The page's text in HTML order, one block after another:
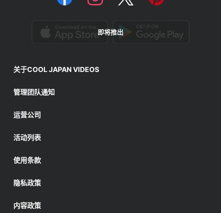
即将推出
关于COOL JAPAN VIDEOS
管理团队通知
运营公司
活动列表
使用条款
隐私政策
内容政策